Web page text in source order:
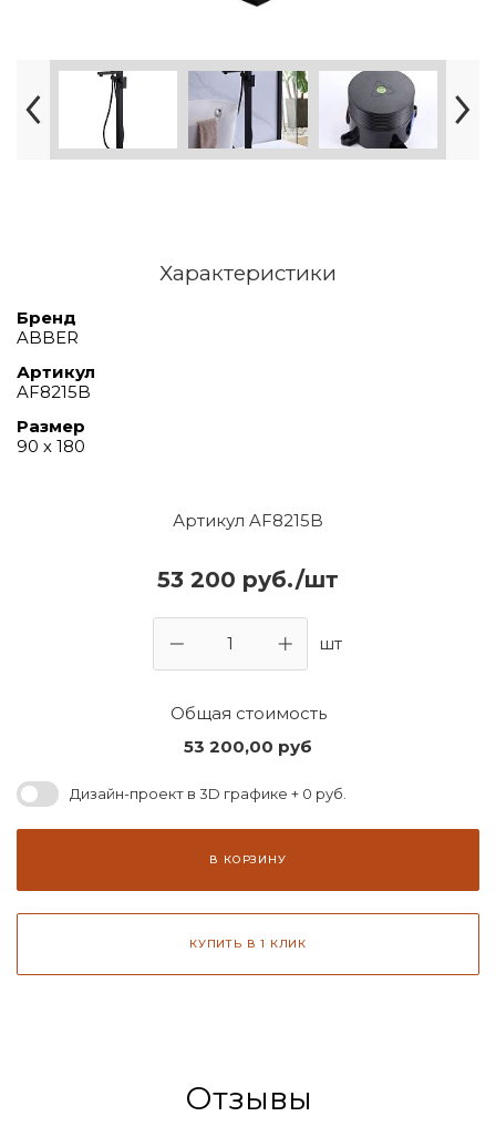
Артикул AF8215B
53 200 руб./шт
шт
Общая стоимость
53 200,00 руб
Дизайн-проект в 3D графике + 0 руб.
В КОРЗИНУ
КУПИТЬ В 1 КЛИК
Характеристики
Бренд
ABBER
Артикул
AF8215B
Размер
90 х 180
Отзывы